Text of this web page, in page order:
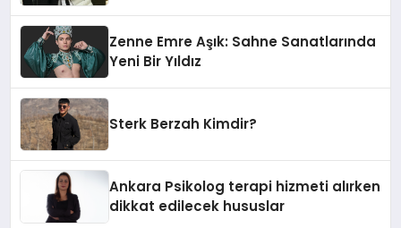
Zenne Emre Aşık: Sahne Sanatlarında
Yeni Bir Yıldız
Sterk Berzah Kimdir?
Ankara Psikolog terapi hizmeti alırken
dikkat edilecek hususlar